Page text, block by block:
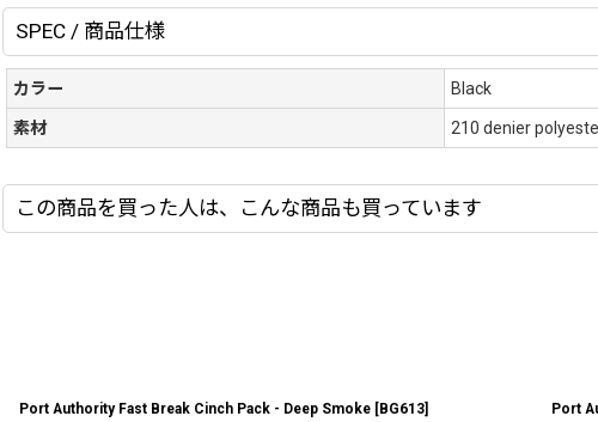
SPEC / 商品仕様
カラー Black
素材 210 denier
この商品を買った人は、こんな商品も買っています
Port Authority Fast Break Cinch Pack - Deep Smoke [BG613]
Port